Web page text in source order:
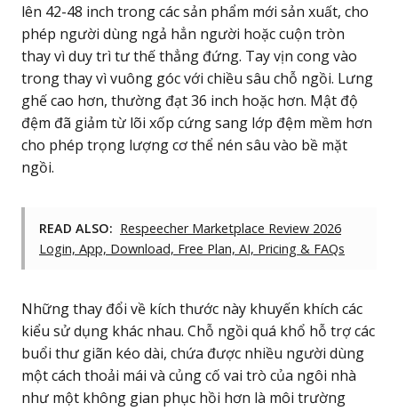
lên 42-48 inch trong các sản phẩm mới sản xuất, cho
phép người dùng ngả hẳn người hoặc cuộn tròn
thay vì duy trì tư thế thẳng đứng. Tay vịn cong vào
trong thay vì vuông góc với chiều sâu chỗ ngồi. Lưng
ghế cao hơn, thường đạt 36 inch hoặc hơn. Mật độ
đệm đã giảm từ lõi xốp cứng sang lớp đệm mềm hơn
cho phép trọng lượng cơ thể nén sâu vào bề mặt
ngồi.
READ ALSO: Respeecher Marketplace Review 2026
Login, App, Download, Free Plan, AI, Pricing & FAQs
Những thay đổi về kích thước này khuyến khích các
kiểu sử dụng khác nhau. Chỗ ngồi quá khổ hỗ trợ các
buổi thư giãn kéo dài, chứa được nhiều người dùng
một cách thoải mái và củng cố vai trò của ngôi nhà
như một không gian phục hồi hơn là môi trường